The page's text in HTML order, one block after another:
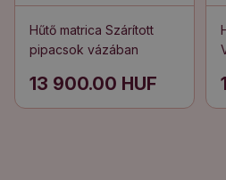
Hűtő matrica Szárított
pipacsok vázában
13 900.00 HUF